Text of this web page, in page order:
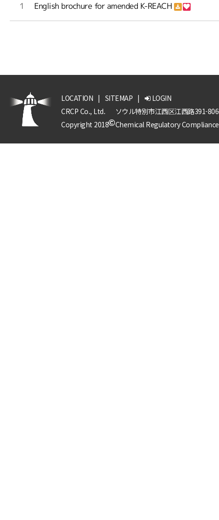
1 English brochure for amended K-REACH
LOCATION | SITEMAP |
LOGIN
CRCP Co., Ltd.
ソウル特別市江西区江西路391-
Copyright 2018
Chemical Regulatory